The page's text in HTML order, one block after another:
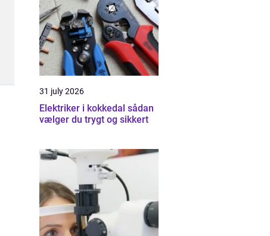
31 july 2026
Elektriker i kokkedal sådan
vælger du trygt og sikkert